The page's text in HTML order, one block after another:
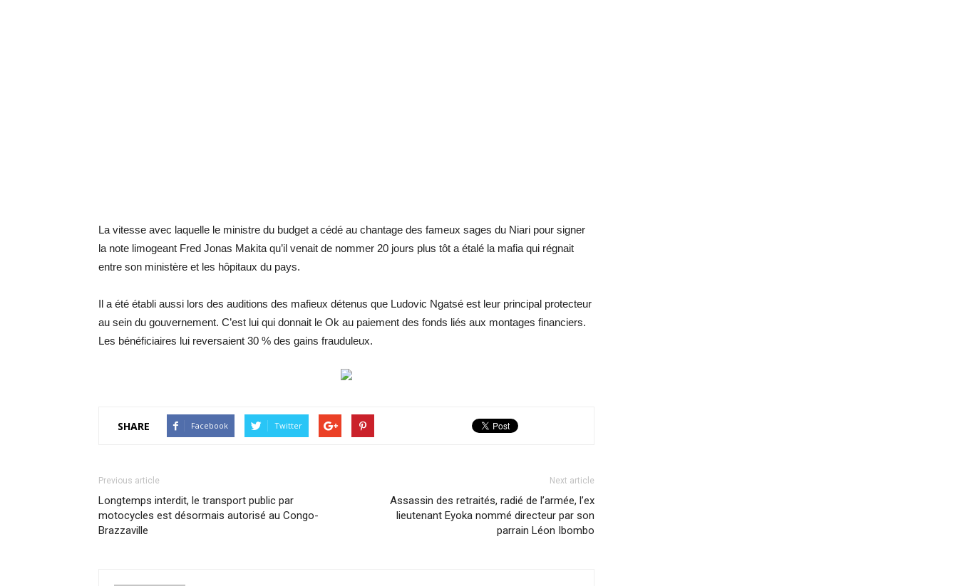
La vitesse avec laquelle le ministre du budget a cédé au chantage des fameux sages du Niari pour signer
la note limogeant Fred Jonas Makita qu’il venait de nommer 20 jours plus tôt a étalé la mafia qui régnait
entre son ministère et les hôpitaux du pays.
Il a été établi aussi lors des auditions des mafieux détenus que Ludovic Ngatsé est leur principal protecteur
au sein du gouvernement. C’est lui qui donnait le Ok au paiement des fonds liés aux montages financiers.
Les bénéficiaires lui reversaient 30 % des gains frauduleux.
SHARE Facebook Twitter
Previous article
Longtemps interdit, le transport public par
motocycles est désormais autorisé au Congo-
Brazzaville
Next article
Assassin des retraités, radié de l’armée, l’ex
lieutenant Eyoka nommé directeur par son
parrain Léon Ibombo